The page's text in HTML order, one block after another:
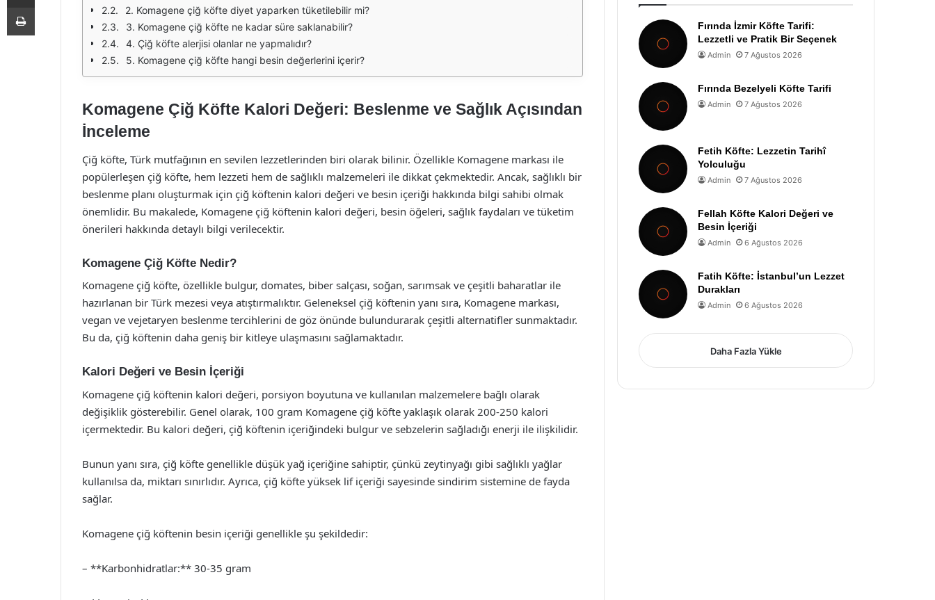
2. Komagene çiğ köfte diyet yaparken tüketilebilir mi?
3. Komagene çiğ köfte ne kadar süre saklanabilir?
4. Çiğ köfte alerjisi olanlar ne yapmalıdır?
5. Komagene çiğ köfte hangi besin değerlerini içerir?
Komagene Çiğ Köfte Kalori Değeri: Beslenme ve Sağlık Açısından
İnceleme
Çiğ köfte, Türk mutfağının en sevilen lezzetlerinden biri olarak bilinir. Özellikle Komagene markası ile
popülerleşen çiğ köfte, hem lezzeti hem de sağlıklı malzemeleri ile dikkat çekmektedir. Ancak, sağlıklı bir
beslenme planı oluşturmak için çiğ köftenin kalori değeri ve besin içeriği hakkında bilgi sahibi olmak
önemlidir. Bu makalede, Komagene çiğ köftenin kalori değeri, besin öğeleri, sağlık faydaları ve tüketim
önerileri hakkında detaylı bilgi verilecektir.
Komagene Çiğ Köfte Nedir?
Komagene çiğ köfte, özellikle bulgur, domates, biber salçası, soğan, sarımsak ve çeşitli baharatlar ile
hazırlanan bir Türk mezesi veya atıştırmalıktır. Geleneksel çiğ köftenin yanı sıra, Komagene markası,
vegan ve vejetaryen beslenme tercihlerini de göz önünde bulundurarak çeşitli alternatifler sunmaktadır.
Bu da, çiğ köftenin daha geniş bir kitleye ulaşmasını sağlamaktadır.
Kalori Değeri ve Besin İçeriği
Komagene çiğ köftenin kalori değeri, porsiyon boyutuna ve kullanılan malzemelere bağlı olarak
değişiklik gösterebilir. Genel olarak, 100 gram Komagene çiğ köfte yaklaşık olarak 200-250 kalori
içermektedir. Bu kalori değeri, çiğ köftenin içeriğindeki bulgur ve sebzelerin sağladığı enerji ile ilişkilidir.
Bunun yanı sıra, çiğ köfte genellikle düşük yağ içeriğine sahiptir, çünkü zeytinyağı gibi sağlıklı yağlar
kullanılsa da, miktarı sınırlıdır. Ayrıca, çiğ köfte yüksek lif içeriği sayesinde sindirim sistemine de fayda
sağlar.
Komagene çiğ köftenin besin içeriği genellikle şu şekildedir:
– **Karbonhidratlar:** 30-35 gram
Fırında İzmir Köfte Tarifi:
Lezzetli ve Pratik Bir Seçenek
Admin 7 Ağustos 2026
Fırında Bezelyeli Köfte Tarifi
Admin 7 Ağustos 2026
Fetih Köfte: Lezzetin Tarihî
Yolculuğu
Admin 7 Ağustos 2026
Fellah Köfte Kalori Değeri ve
Besin İçeriği
Admin 6 Ağustos 2026
Fatih Köfte: İstanbul’un Lezzet
Durakları
Admin 6 Ağustos 2026
Daha Fazla Yükle